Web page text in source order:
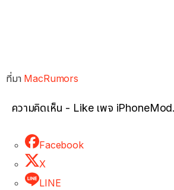
ที่มา MacRumors
ความคิดเห็น - Like เพจ
Facebook
X
LINE